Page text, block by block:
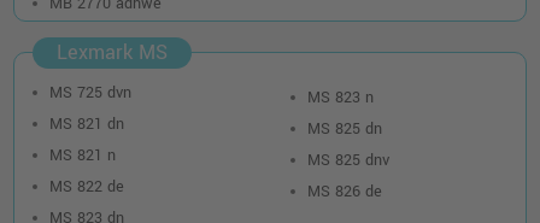
Lexmark 58D2U00 Toner · Schwarz
zzgl. Versand
Lexmark 58D2000 Toner · Schwarz
Lexmark MS
MS 725 dvn
MS 821 dn
MS 821 n
MS 822 de
MS 823 dn
MS 823 n
MS 825 dn
MS 825 dnv
MS 826 de